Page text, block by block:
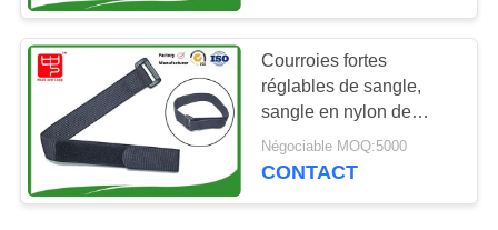
Lettres d'alphabet
de crochet et de
boucle
Courroies fortes
réglables de sangle,
sangle en nylon de
couture Customed pour
lier
Négociable MOQ:5000
CONTACT